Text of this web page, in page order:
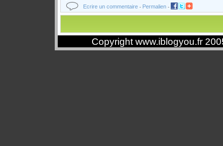
Ecrire un commentaire - Permalien -
Copyright www.iblogyou.fr